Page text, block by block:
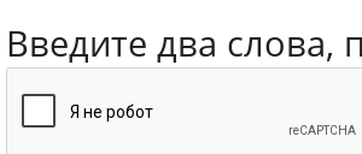
Введите два слова,